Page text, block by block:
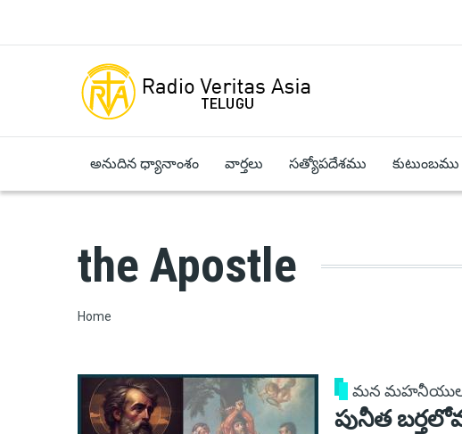
అనుదిన ధ్యానాంశం వార్తలు సత్యోపదేశము కుటుంబము
the Apostle
Breadcrumb
Home
మన
పునీత